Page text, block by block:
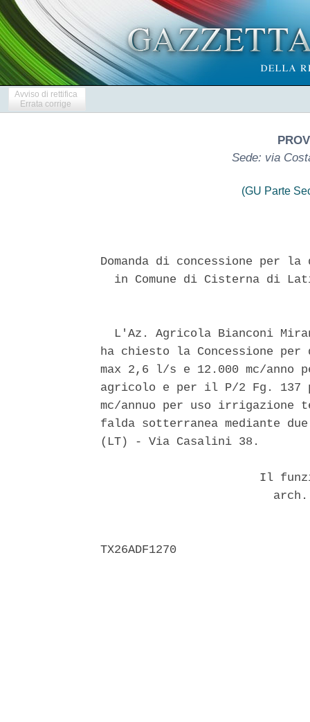
Avviso di rettifica
Errata corrige
Sede: via
(GU Parte
Domanda di concessione per
in Comune di Cisterna di
L'Az. Agricola Bianconi
ha chiesto la Concessione
max 2,6 l/s e 12.000 mc/
agricolo e per il P/2 Fg.
mc/annuo per uso
falda sotterranea mediante
(LT) - Via Casalini 38.
Il